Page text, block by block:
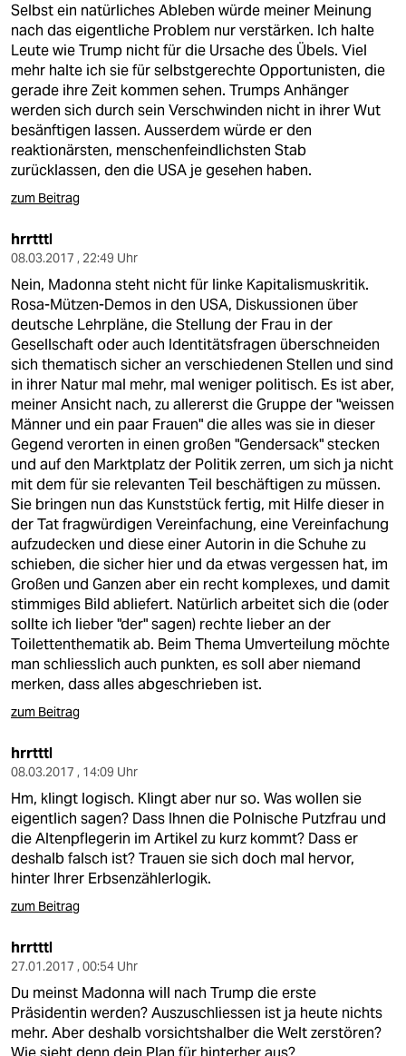
Selbst ein natürliches Ableben würde meiner Meinung
nach das eigentliche Problem nur verstärken. Ich halte
Leute wie Trump nicht für die Ursache des Übels. Viel
mehr halte ich sie für selbstgerechte Opportunisten, die
gerade ihre Zeit kommen sehen. Trumps Anhänger
werden sich durch sein Verschwinden nicht in ihrer Wut
besänftigen lassen. Ausserdem würde er den
reaktionärsten, menschenfeindlichsten Stab
zurücklassen, den die USA je gesehen haben.
zum Beitrag
hrrtttl
08.03.2017 , 22:49 Uhr
Nein, Madonna steht nicht für linke Kapitalismuskritik.
Rosa-Mützen-Demos in den USA, Diskussionen über
deutsche Lehrpläne, die Stellung der Frau in der
Gesellschaft oder auch Identitätsfragen überschneiden
sich thematisch sicher an verschiedenen Stellen und sind
in ihrer Natur mal mehr, mal weniger politisch. Es ist aber,
meiner Ansicht nach, zu allererst die Gruppe der "weissen
Männer und ein paar Frauen" die alles was sie in dieser
Gegend verorten in einen großen "Gendersack" stecken
und auf den Marktplatz der Politik zerren, um sich ja nicht
mit dem für sie relevanten Teil beschäftigen zu müssen.
Sie bringen nun das Kunststück fertig, mit Hilfe dieser in
der Tat fragwürdigen Vereinfachung, eine Vereinfachung
aufzudecken und diese einer Autorin in die Schuhe zu
schieben, die sicher hier und da etwas vergessen hat, im
Großen und Ganzen aber ein recht komplexes, und damit
stimmiges Bild abliefert. Natürlich arbeitet sich die (oder
sollte ich lieber "der" sagen) rechte lieber an der
Toilettenthematik ab. Beim Thema Umverteilung möchte
man schliesslich auch punkten, es soll aber niemand
merken, dass alles abgeschrieben ist.
zum Beitrag
hrrtttl
08.03.2017 , 14:09 Uhr
Hm, klingt logisch. Klingt aber nur so. Was wollen sie
eigentlich sagen? Dass Ihnen die Polnische Putzfrau und
die Altenpflegerin im Artikel zu kurz kommt? Dass er
deshalb falsch ist? Trauen sie sich doch mal hervor,
hinter Ihrer Erbsenzählerlogik.
zum Beitrag
hrrtttl
27.01.2017 , 00:54 Uhr
Du meinst Madonna will nach Trump die erste
Präsidentin werden? Auszuschliessen ist ja heute nichts
mehr. Aber deshalb vorsichtshalber die Welt zerstören?